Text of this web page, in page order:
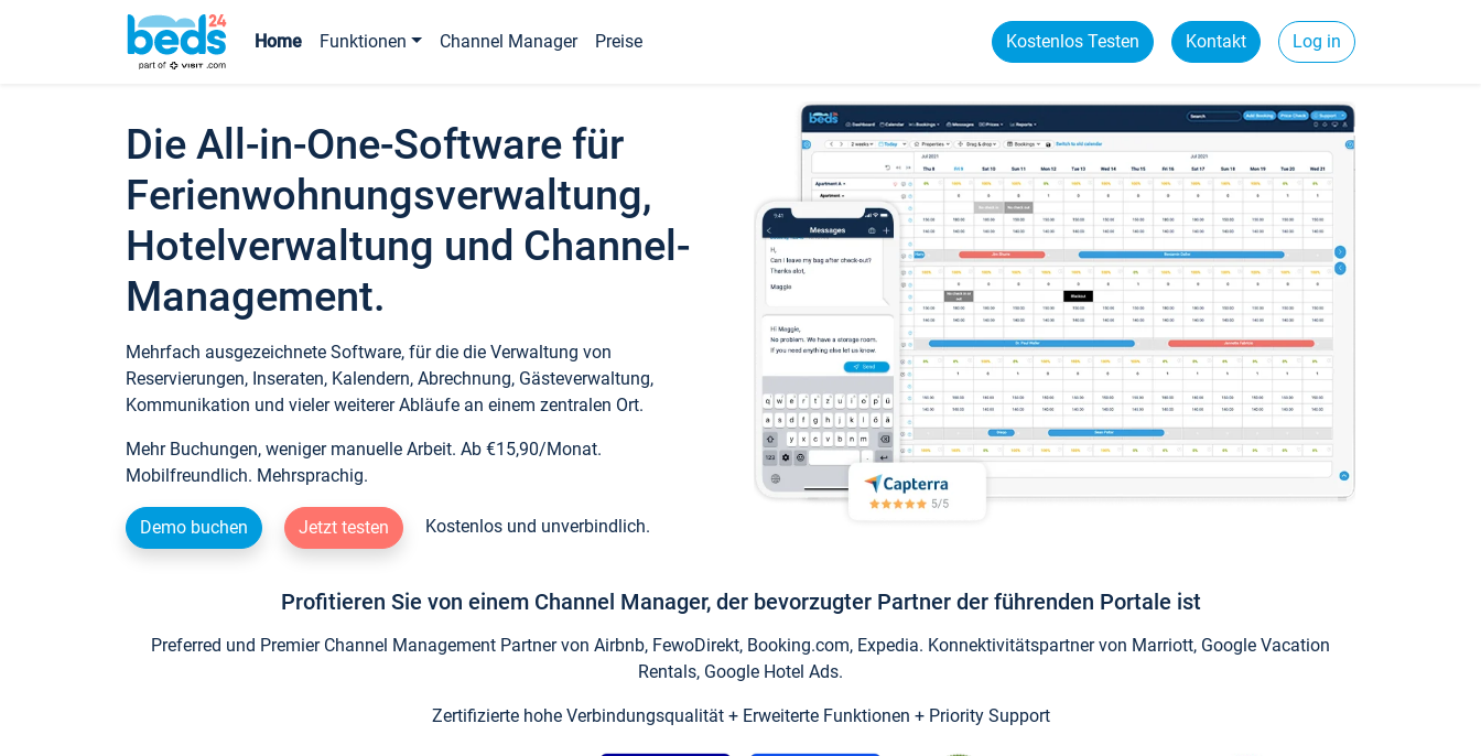
Home Funktionen Channel Manager Preise Kostenlos Testen Kontakt Log in
Die All-in-One-Software für
Ferienwohnungsverwaltung,
Hotelverwaltung und Channel-
Management.
Mehrfach ausgezeichnete Software, für die die Verwaltung von
Reservierungen, Inseraten, Kalendern, Abrechnung, Gästeverwaltung,
Kommunikation und vieler weiterer Abläufe an einem zentralen Ort.
Mehr Buchungen, weniger manuelle Arbeit. Ab €15,90/Monat.
Mobilfreundlich. Mehrsprachig.
Demo buchen Jetzt testen Kostenlos und unverbindlich.
Profitieren Sie von einem Channel Manager, der bevorzugter Partner der führenden Portale ist
Preferred und Premier Channel Management Partner von Airbnb, FewoDirekt, Booking.com, Expedia. Konnektivitätspartner von Marriott, Google Vacation
Rentals, Google Hotel Ads.
Zertifizierte hohe Verbindungsqualität + Erweiterte Funktionen + Priority Support